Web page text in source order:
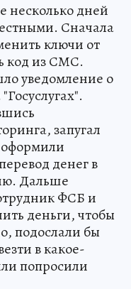
несколько дней
Сначала
ключи от
код из СМС.
уведомление о
запугал
денег в
Дальше
ФСБ и
деньги, чтобы
подослали бы
в какое-
попросили